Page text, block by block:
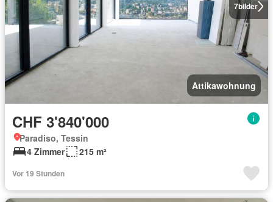
7bilder
Attikawohnung
CHF 3'840'000
Paradiso, Tessin
4 Zimmer
215 m²
Vor 19 Stunden